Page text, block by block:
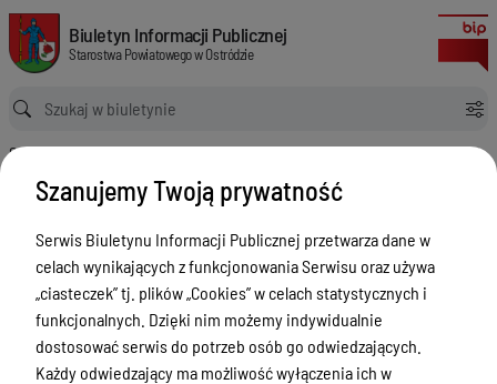
Zgłaszanie roboty geodezyjnej i kartograficznej
Biuletyn Informacji Publicznej Starostwa Powiatowego w Ostródzie
Biuletyn Informacji Publicznej
Starostwa Powiatowego w Ostródzie
Ścieżka powrotu
Strona główna
Poradnik interesanta Wydział Geodezji i Kartografii
Zgłaszanie roboty geodezyjnej i kartograficznej
Poradnik interesanta Wydział
Geodezji i Kartografii
Menu Przedmiotowe
Starostwo Powiatowe
Poradnik Interesanta
Szanujemy Twoją prywatność
Serwis Biuletynu Informacji Publicznej przetwarza dane w
celach wynikających z funkcjonowania Serwisu oraz używa
„ciasteczek” tj. plików „Cookies” w celach statystycznych i
funkcjonalnych. Dzięki nim możemy indywidualnie
dostosować serwis do potrzeb osób go odwiedzających.
Każdy odwiedzający ma możliwość wyłączenia ich w